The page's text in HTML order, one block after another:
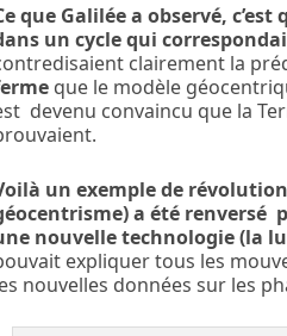
que Galilée a observé,
un cycle qui
clairement la
que le modèle
devenu convaincu que la
un exemple de
a été renversé
nouvelle technologie (la
expliquer tous les
nouvelles données sur les